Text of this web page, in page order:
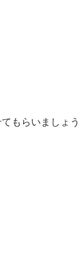
もらいましょう